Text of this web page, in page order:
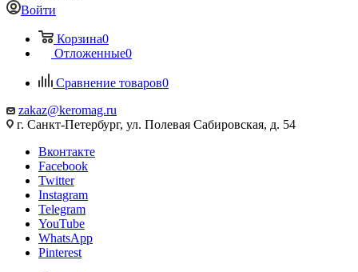
Войти
Корзина0
Отложенные0
Сравнение товаров0
zakaz@keromag.ru
г. Санкт-Петербург, ул. Полевая Сабировская, д. 54
Вконтакте
Facebook
Twitter
Instagram
Telegram
YouTube
WhatsApp
Pinterest